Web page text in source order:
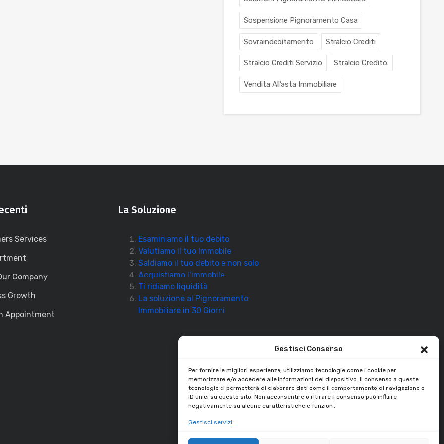
Gestisci Consenso
Per fornire le migliori esperienze, utilizziamo tecnologie come i cookie per
memorizzare e/o accedere alle informazioni del dispositivo. Il consenso a queste
tecnologie ci permetterà di elaborare dati come il comportamento di navigazione o
ID unici su questo sito. Non acconsentire o ritirare il consenso può influire
negativamente su alcune caratteristiche e funzioni.
Gestisci servizi
Sospensione Pignoramento Casa
Sovraindebitamento Stralcio Crediti
Stralcio Crediti Servizio Stralcio Credito.
Vendita All’asta Immobiliare
Services
Company
Growth
Appointment
La Soluzione
Esaminiamo il tuo debito
Valutiamo il tuo Immobile
Saldiamo il tuo debito e non solo
Acquistiamo l’immobile
Ti ridiamo liquidità
La soluzione al Pignoramento
Immobiliare in 30 Giorni